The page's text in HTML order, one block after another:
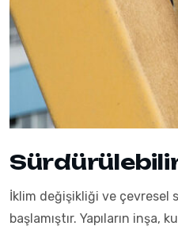
İklim değişikliği ve çevresel
başlamıştır. Yapıların